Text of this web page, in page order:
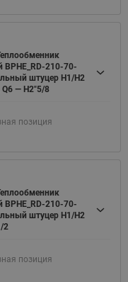
210-70-
штуцер H1/H2
— H2"5/8
позиция
210-70-
штуцер H1/H2
2
позиция